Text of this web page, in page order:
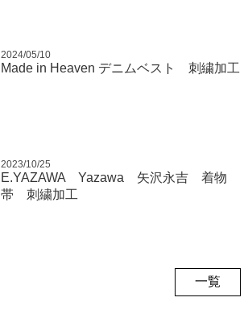
2024/05/10
Made in Heaven デニムベスト 刺繍加工
2023/10/25
E.YAZAWA Yazawa 矢沢永吉 着物
帯 刺繍加工
一覧